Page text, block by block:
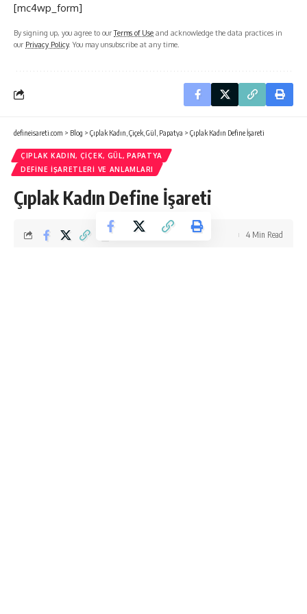
[mc4wp_form]
By signing up, you agree to ourTerms of Use and acknowledge the data practices in
our Privacy Policy. You may unsubscribe at any time.
defineisareti.com > Blog > Çıplak Kadın, Çiçek, Gül, Papatya > Çıplak Kadın Define İşareti
ÇIPLAK KADIN, ÇIÇEK, GÜL, PAPATYA
DEFINE İŞARETLERI VE ANLAMLARI
Çıplak Kadın Define İşareti
4 Min Read